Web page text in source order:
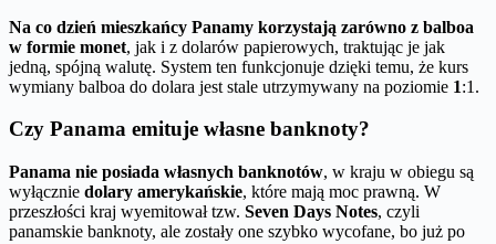
Na co dzień mieszkańcy Panamy korzystają zarówno z balboa
w formie monet, jak i z dolarów papierowych, traktując je jak
jedną, spójną walutę. System ten funkcjonuje dzięki temu, że kurs
wymiany balboa do dolara jest stale utrzymywany na poziomie 1:1.
Czy Panama emituje własne banknoty?
Panama nie posiada własnych banknotów, w kraju w obiegu są
wyłącznie dolary amerykańskie, które mają moc prawną. W
przeszłości kraj wyemitował tzw. Seven Days Notes, czyli
panamskie banknoty, ale zostały one szybko wycofane, bo już po